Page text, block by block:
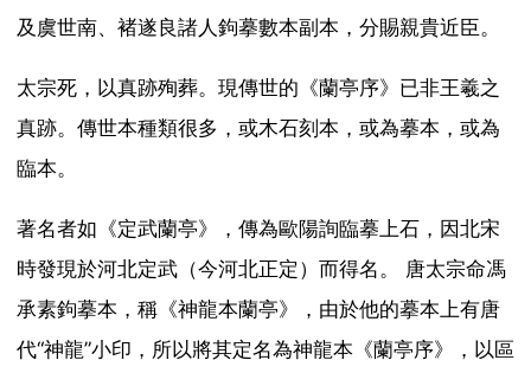
及虞世南、褚遂良諸人鉤摹數本副本，分賜親貴近臣。
太宗死，以真跡殉葬。現傳世的《蘭亭序》已非王羲之
真跡。傳世本種類很多，或木石刻本，或為摹本，或為
臨本。
著名者如《定武蘭亭》，傳為歐陽詢臨摹上石，因北宋
時發現於河北定武（今河北正定）而得名。 唐太宗命馮
承素鉤摹本，稱《神龍本蘭亭》，由於他的摹本上有唐
代“神龍”小印，所以將其定名為神龍本《蘭亭序》，以區